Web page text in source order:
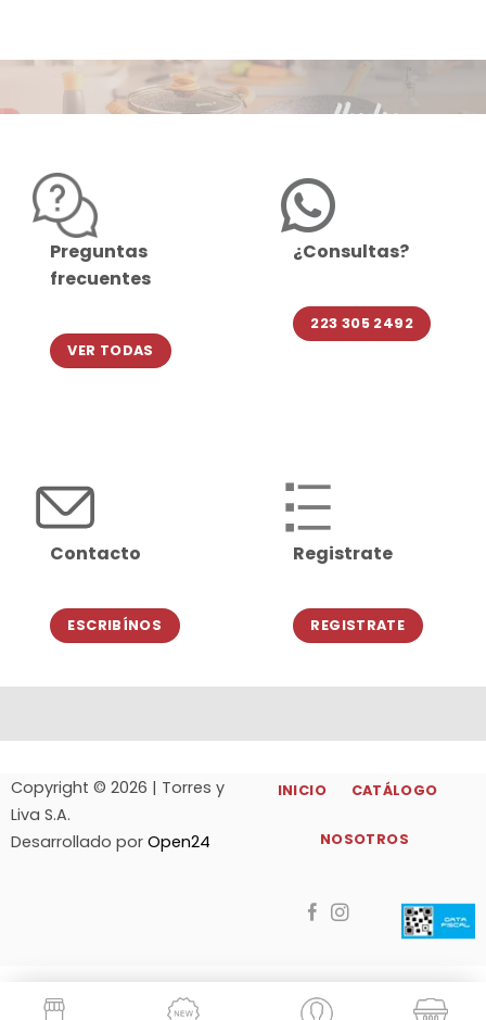
Preguntas
frecuentes
VER TODAS
¿Consultas?
223 305 2492
Contacto
ESCRIBÍNOS
Registrate
REGISTRATE
Copyright © 2026 | Torres y
Liva S.A.
Desarrollado por Open24
INICIO CATÁLOGO
NOSOTROS